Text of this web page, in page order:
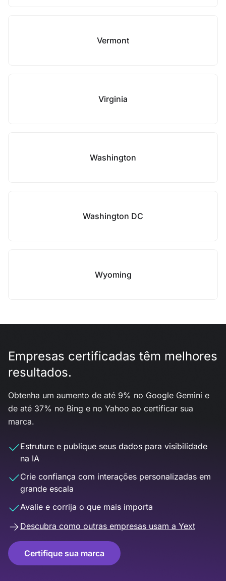
Vermont
Virginia
Washington
Washington DC
Wyoming
Empresas certificadas têm melhores
resultados.
Obtenha um aumento de até 9% no Google Gemini e
de até 37% no Bing e no Yahoo ao certificar sua
marca.
Estruture e publique seus dados para visibilidade
na IA
Crie confiança com interações personalizadas em
grande escala
Avalie e corrija o que mais importa
Descubra como outras empresas usam a Yext
Certifique sua marca